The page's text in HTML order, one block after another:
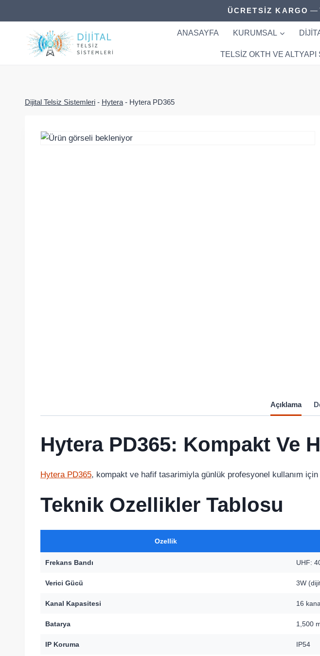
to
ÜCRETSİZ KARGO —
ANASAYFA KURUMSAL
TELSIZ OKTH VE ALTYAPI
Dijital Telsiz Sistemleri - Hytera - Hytera PD365
Açıklama
Hytera PD365: Kompakt Ve
Hytera PD365, kompakt ve hafif tasarimiyla günlük profesyonel kullanım
Teknik Ozellikler Tablosu
Ozellik
Frekans Bandı UHF:
Verici Gücü 3W
Kanal Kapasitesi 16
Batarya 1,500
IP Koruma IP54